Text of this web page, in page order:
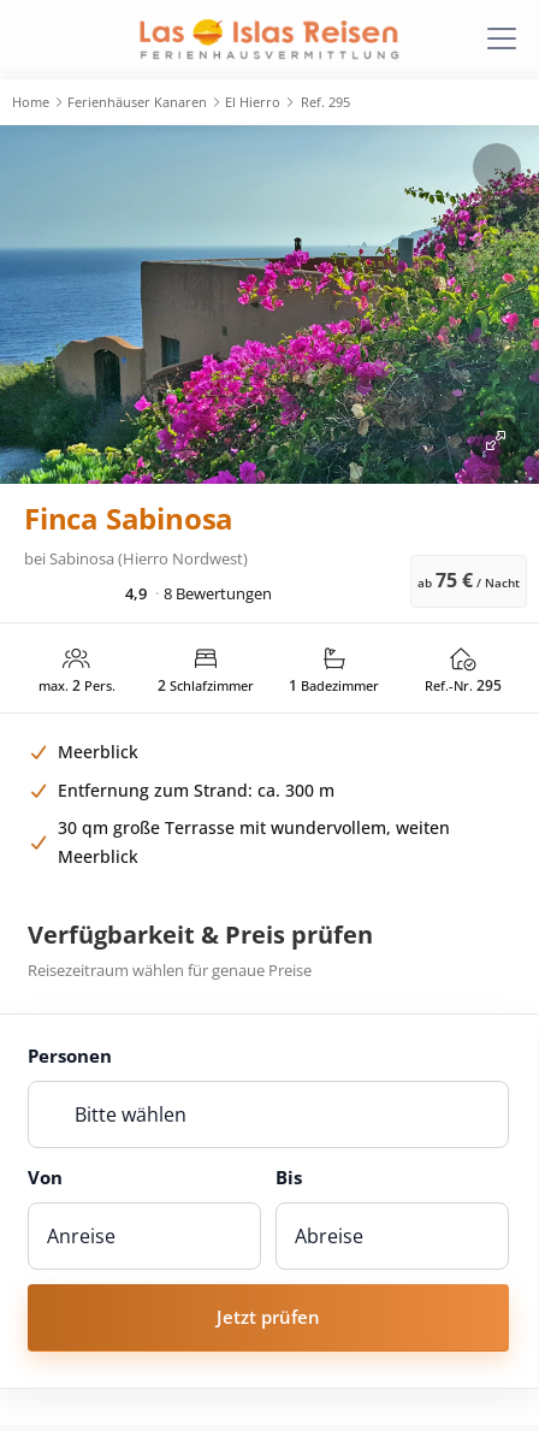
Home Ferienhäuser Kanaren El Hierro Ref. 295
Finca Sabinosa
beiSabinosa (Hierro Nordwest)
4,9
8 Bewertungen ab 75 € / Nacht
max. 2Pers. 2Schlafzimmer 1 Badezimmer Ref.-Nr. 295
Meerblick
Entfernung zum Strand: ca. 300 m
30 qm große Terrasse mit wundervollem, weiten
Meerblick
Verfügbarkeit & Preis prüfen
Reisezeitraum wählen für genaue Preise
Personen
Bitte wählen
Von Bis
Jetzt prüfen